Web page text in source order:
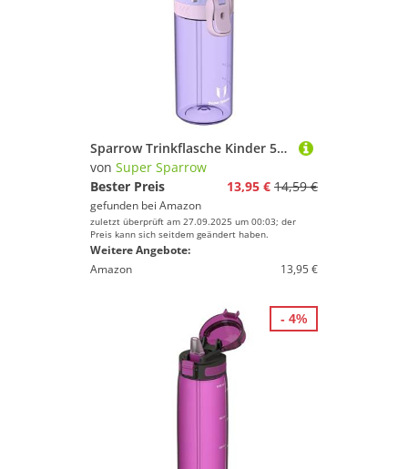
Sparrow Trinkflasche Kinder 500ml - TouchFlow Tritan Wasserflasche - BPA-frei - Sportflasche Auslaufsicher - Trinkflaschen mit Strohhalm für Sport, Outdoor - Leicht, Nachhaltig
von Super Sparrow
Bester Preis
13,95 € 14,59 €
gefunden bei Amazon
zuletzt überprüft am 27.09.2025 um 00:03; der
Preis kann sich seitdem geändert haben.
Weitere Angebote:
Amazon
13,95 €
- 4%